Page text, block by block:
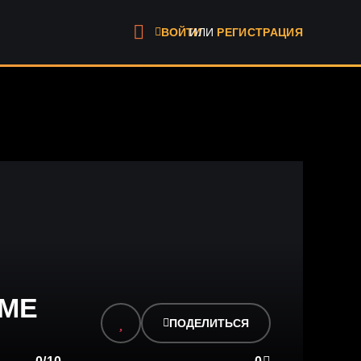
ВОЙТИИЛИ РЕГИСТРАЦИЯ
ПОДЕЛИТЬСЯ